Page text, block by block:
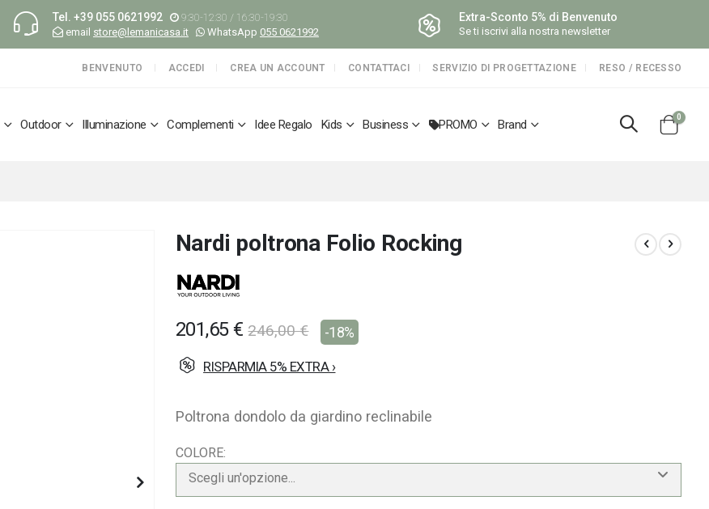
Tel. +39 055 0621992
9:30-12:30 / 16:30-19:30
email store@lemanicasa.it WhatsApp 055 0621992
Extra-Sconto 5% di Benvenuto
Se ti iscrivi alla nostra newsletter
BENVENUTO ACCEDI CREA UN ACCOUNT CONTATTACI SERVIZIO DI PROGETTAZIONE RESO / RECESSO
Outdoor Illuminazione Complementi Idee Regalo Kids Business PROMO Brand
Cart
0
Nardi poltrona Folio Rocking
201,65 € 246,00 € -18%
RISPARMIA 5% EXTRA ›
Poltrona dondolo da giardino reclinabile
COLORE
Scegli un'opzione...